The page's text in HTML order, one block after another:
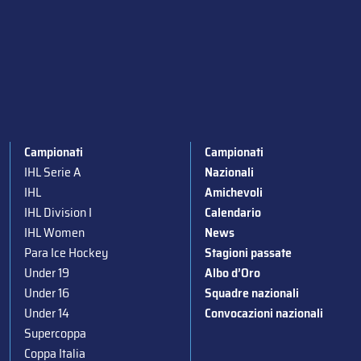
Campionati
IHL Serie A
IHL
IHL Division I
IHL Women
Para Ice Hockey
Under 19
Under 16
Under 14
Supercoppa
Coppa Italia
Campionati
Nazionali
Amichevoli
Calendario
News
Stagioni passate
Albo d’Oro
Squadre nazionali
Convocazioni nazionali